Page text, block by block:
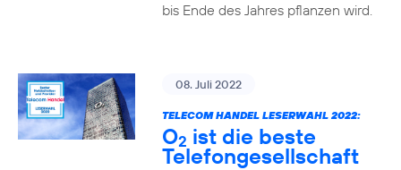
bis Ende des Jahres pflanzen wird.
08. Juli 2022
TELECOM HANDEL LESERWAHL 2022:
O2 ist die beste
Telefongesellschaft